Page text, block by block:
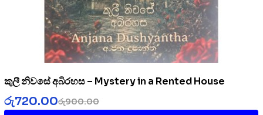
කුලී නිවසේ අබිරහස – Mystery in a Rented House
රු900.00
රු720.00